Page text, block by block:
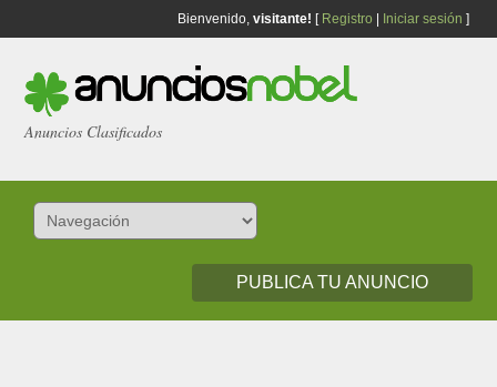
Bienvenido, visitante! [ Registro Iniciar sesión ]
Anuncios Clasificados
PUBLICA TU ANUNCIO